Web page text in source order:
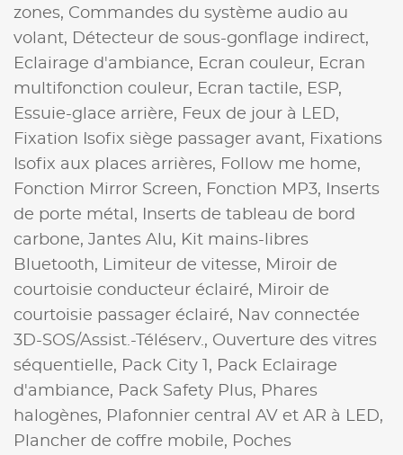
zones, Commandes du système audio au
volant,
Détecteur de sous-gonflage indirect,
Eclairage d'ambiance, Ecran couleur, Ecran
multifonction couleur, Ecran tactile, ESP,
Essuie-glace arrière, Feux de jour à LED,
Fixation Isofix siège passager avant, Fixations
Isofix aux places arrières, Follow me home,
Fonction Mirror Screen, Fonction MP3,
Inserts
de porte métal,
Inserts de tableau de bord
carbone, Jantes Alu, Kit mains-libres
Bluetooth,
Limiteur de vitesse, Miroir de
courtoisie conducteur éclairé, Miroir de
courtoisie passager éclairé, Nav connectée
3D-SOS/Assist.-Téléserv., Ouverture des vitres
séquentielle, Pack City 1, Pack Eclairage
d'ambiance, Pack Safety Plus, Phares
halogènes, Plafonnier central AV et AR à LED,
Plancher de coffre mobile, Poches